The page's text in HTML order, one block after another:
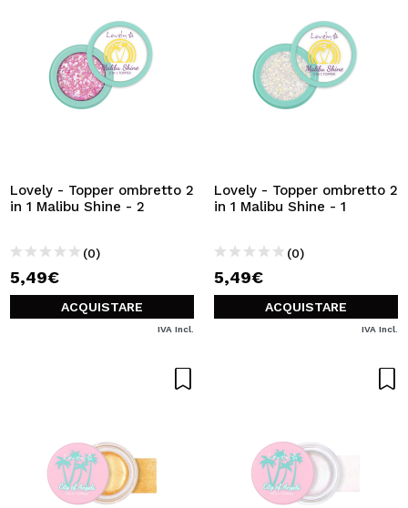
Lovely - Topper ombretto 2
in 1 Malibu Shine - 2
(0)
5,49€
ACQUISTARE
IVA Incl.
Lovely - Topper ombretto 2
in 1 Malibu Shine - 1
(0)
5,49€
ACQUISTARE
IVA Incl.